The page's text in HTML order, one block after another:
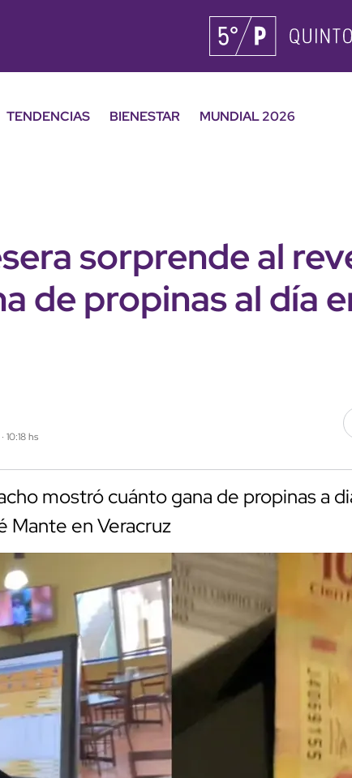
TENDENCIAS BIENESTAR
MUNDIAL 2026
sorprende al
de propinas al día
10:18 hs
mostró cuánto gana de propinas a
Mante en Veracruz